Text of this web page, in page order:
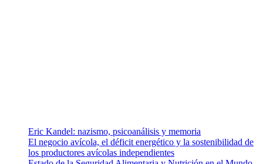
Eric Kandel: nazismo, psicoanálisis y memoria
El negocio avícola, el déficit energético y la sostenibilidad de
los productores avícolas independientes